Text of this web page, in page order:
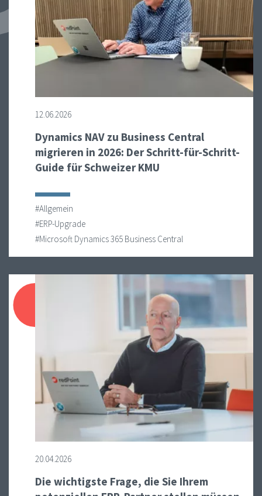
12.06.2026
Dynamics NAV zu Business Central
migrieren in 2026: Der Schritt-für-Schritt-
Guide für Schweizer KMU
#Allgemein
#ERP-Upgrade
#Microsoft Dynamics 365 Business Central
20.04.2026
Die wichtigste Frage, die Sie Ihrem